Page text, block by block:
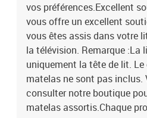
vos préférences.Excellent
vous offre un excellent
vous êtes assis dans votre
la télévision. Remarque :La
uniquement la tête de lit.
matelas ne sont pas inclus.
consulter notre boutique
matelas assortis.Chaque